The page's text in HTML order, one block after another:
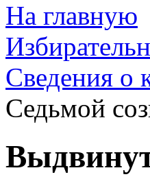
На главную
Cведения о
Седьмой